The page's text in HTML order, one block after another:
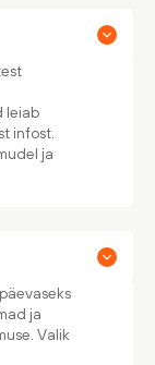
leiab
infost.
ja
ja
Valik